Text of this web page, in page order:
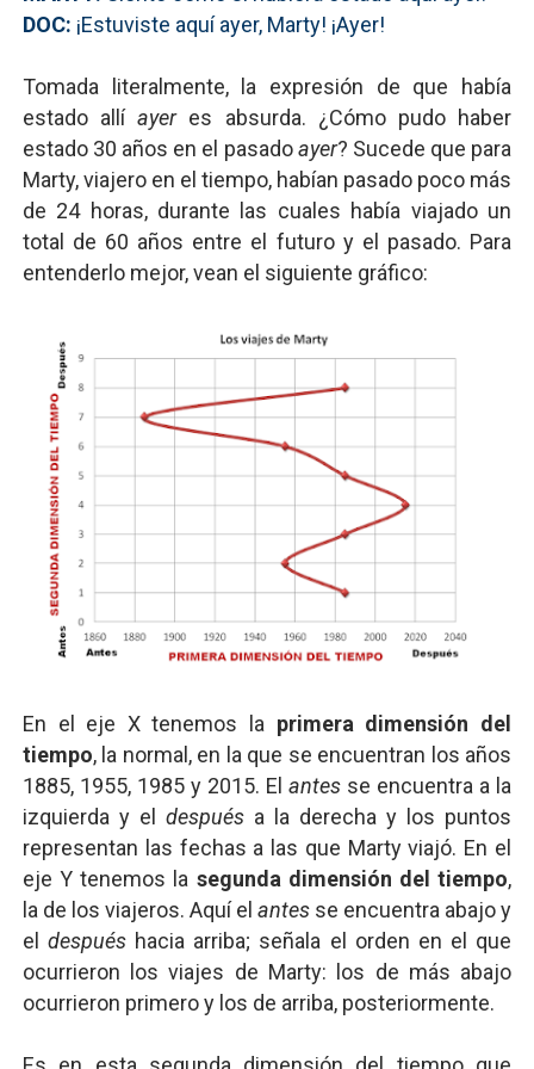
DOC: ¡Estuviste aquí ayer, Marty! ¡Ayer!
Tomada literalmente, la expresión de que había
estado allíayeres absurda. ¿Cómo pudo haber
estado 30 años en el pasadoayer? Sucede que para
Marty, viajero en el tiempo, habían pasado poco más
de 24 horas, durante las cuales había viajado un
total de 60 años entre el futuro y el pasado. Para
entenderlo mejor, vean el siguiente gráfico:
En el eje X tenemos la primera dimensión del
tiempo, la normal, en la que se encuentran los años
1885, 1955, 1985 y 2015. El antes se encuentra a la
izquierda y el despuésa la derecha y los puntos
representan las fechas a las que Marty viajó. En el
eje Y tenemos la segunda dimensión del tiempo,
la de los viajeros. Aquí el antes se encuentra abajo y
eldespués hacia arriba; señala el orden en el que
ocurrieron los viajes de Marty: los de más abajo
ocurrieron primero y los de arriba, posteriormente.